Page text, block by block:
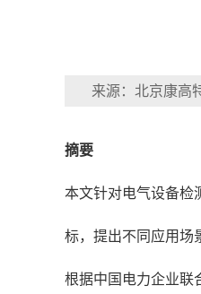
来源：北京康高
摘要
本文针对电气设备检
标，提出不同应用场
根据中国电力企业联